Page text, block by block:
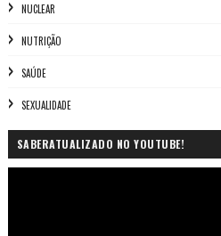
NUCLEAR
NUTRIÇÃO
SAÚDE
SEXUALIDADE
SABERATUALIZADO NO YOUTUBE!